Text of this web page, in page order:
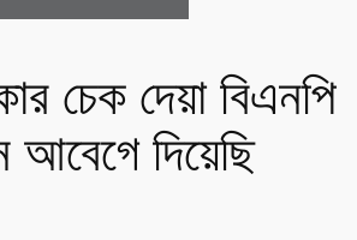
চেক দেয়া বিএনপি
আবেগে দিয়েছি